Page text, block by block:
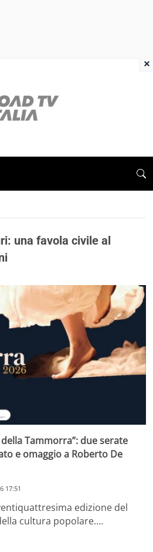
una favola civile al
Tammorra”: due serate
e omaggio a Roberto De
17:51
edizione del
cultura popolare.…
×